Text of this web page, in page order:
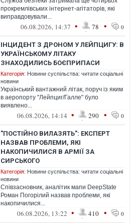
прокремлівських інтернет-агітаторів, які
виправдовували...
06.08.2026, 14:37 • 78 • 0
ІНЦИДЕНТ З ДРОНОМ У ЛЕЙПЦИГУ: В
УКРАЇНСЬКОМУ ЛІТАКУ
ЗНАХОДИЛИСЬ БОЄПРИПАСИ
Категорія: Новини суспільства: читати соціальні
новини
Український вантажний літак, поруч із яким
в аеропорту "Лейпциг/Галле" було
виявлено...
06.08.2026, 14:14 • 290 • 0
"ПОСТІЙНО ВИЛАЗЯТЬ": ЕКСПЕРТ
НАЗВАВ ПРОБЛЕМИ, ЯКІ
НАКОПИЧИЛИСЯ В АРМІЇ ЗА
СИРСЬКОГО
Категорія: Новини суспільства: читати соціальні
новини
Співзасновник, аналітик мапи DeepState
Роман Погорілий назвав проблеми, які
накопичилися...
06.08.2026, 13:22 • 410 • 0